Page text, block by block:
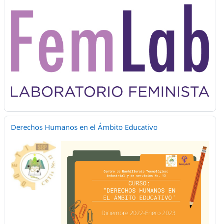
Derechos Humanos en el Ámbito Educativo